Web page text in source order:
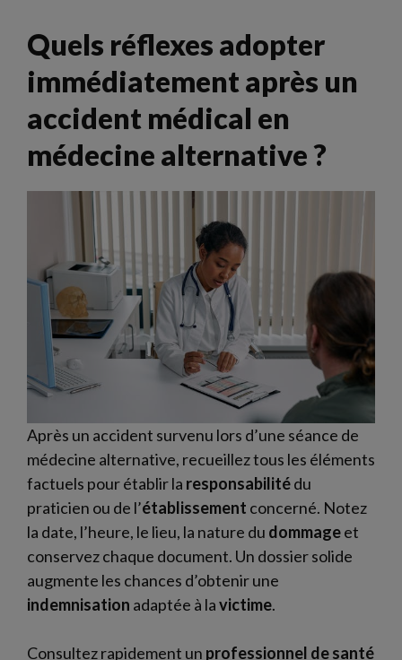
Quels réflexes adopter
immédiatement après un
accident médical en
médecine alternative ?
Après un accident survenu lors d’une séance de
médecine alternative, recueillez tous les éléments
factuels pour établir la responsabilitédu
praticien ou de l’établissement concerné. Notez
la date, l’heure, le lieu, la nature du dommageet
conservez chaque document. Un dossier solide
augmente les chances d’obtenir une
indemnisation adaptée à lavictime.
Consultez rapidement un professionnel de santé